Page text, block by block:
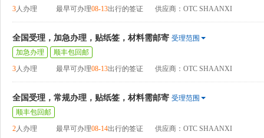
3人办理 最早可办理08-13出行的签证 供应商：OTC SHAANXI
全国受理，加急办理，贴纸签，材料需邮寄 受理范围
加急办理
顺丰包回邮
3人办理 最早可办理08-13出行的签证 供应商：OTC SHAANXI
全国受理，常规办理，贴纸签，材料需邮寄 受理范围
顺丰包回邮
2人办理 最早可办理08-14出行的签证 供应商：OTC SHAANXI